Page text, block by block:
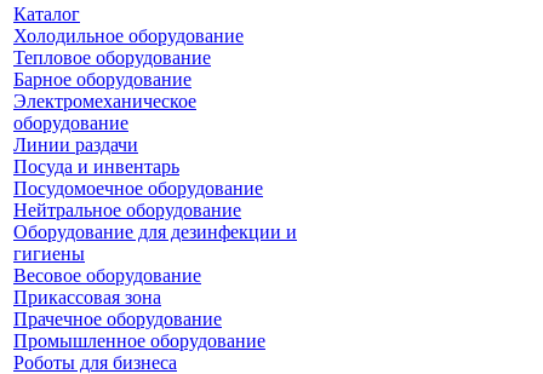
Каталог
Холодильное оборудование
Тепловое оборудование
Барное оборудование
Электромеханическое
оборудование
Линии раздачи
Посуда и инвентарь
Посудомоечное оборудование
Нейтральное оборудование
Оборудование для дезинфекции и
гигиены
Весовое оборудование
Прикассовая зона
Прачечное оборудование
Промышленное оборудование
Роботы для бизнеса